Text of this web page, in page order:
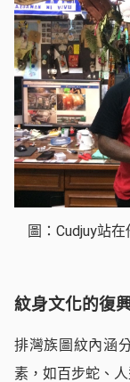
圖：Cudjuy站
紋身文化的復
排灣族圖紋內涵
素，如百步蛇、